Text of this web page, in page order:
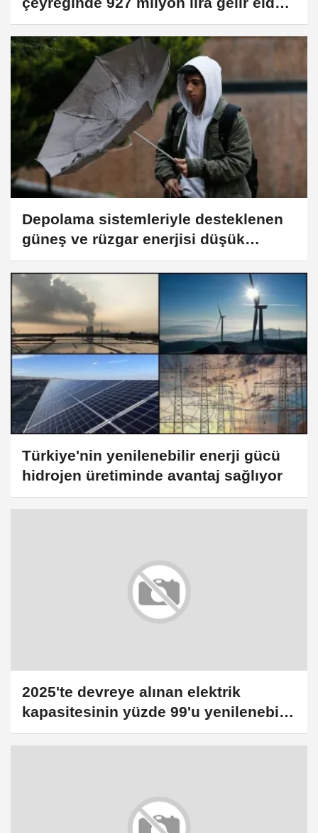
etti
Depolama sistemleriyle desteklenen
güneş ve rüzgar enerjisi düşük
maliyetle elektrik sağlıyor
Türkiye'nin yenilenebilir enerji gücü
hidrojen üretiminde avantaj sağlıyor
2025'te devreye alınan elektrik
kapasitesinin yüzde 99'u yenilenebilir
kaynaklardan oldu